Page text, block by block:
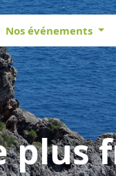
Nos événements
plus